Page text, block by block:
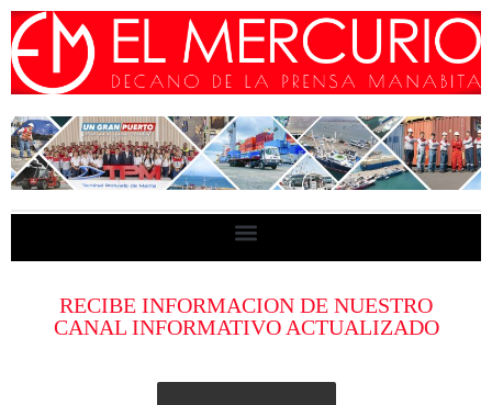
RECIBE INFORMACION DE NUESTRO
CANAL INFORMATIVO ACTUALIZADO